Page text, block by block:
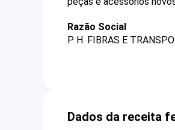
Razão Social
P. H. FIBRAS E
Dados da receita